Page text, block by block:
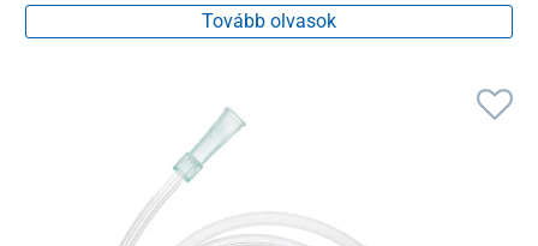
Tovább olvasok